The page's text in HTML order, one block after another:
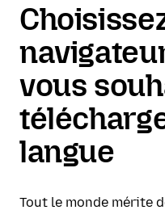
vous
langue
Tout le monde mérite